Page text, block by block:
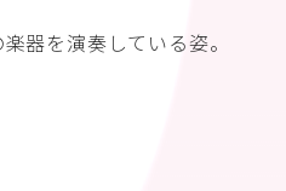
器を演奏している姿。